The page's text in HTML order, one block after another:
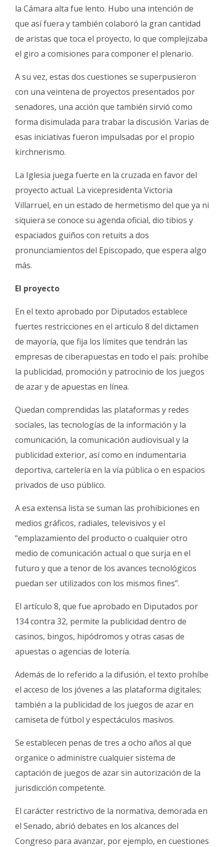
la Cámara alta fue lento. Hubo una intención de
que así fuera y también colaboró la gran cantidad
de aristas que toca el proyecto, lo que complejizaba
el giro a comisiones para componer el plenario.
A su vez, estas dos cuestiones se superpusieron
con una veintena de proyectos presentados por
senadores, una acción que también sirvió como
forma disimulada para trabar la discusión. Varias de
esas iniciativas fueron impulsadas por el propio
kirchnerismo.
La Iglesia juega fuerte en la cruzada en favor del
proyecto actual. La vicepresidenta Victoria
Villarruel, en un estado de hermetismo del que ya ni
siquiera se conoce su agenda oficial, dio tibios y
espaciados guiños con retuits a dos
pronunciamientos del Episcopado, que espera algo
más.
El proyecto
En el texto aprobado por Diputados establece
fuertes restricciones en el articulo 8 del dictamen
de mayoría, que fija los límites que tendrán las
empresas de ciberapuestas en todo el país: prohíbe
la publicidad, promoción y patrocinio de los juegos
de azar y de apuestas en línea.
Quedan comprendidas las plataformas y redes
sociales, las tecnologías de la información y la
comunicación, la comunicación audiovisual y la
publicidad exterior, así como en indumentaria
deportiva, cartelería en la vía pública o en espacios
privados de uso público.
A esa extensa lista se suman las prohibiciones en
medios gráficos, radiales, televisivos y el
“emplazamiento del producto o cualquier otro
medio de comunicación actual o que surja en el
futuro y que a tenor de los avances tecnológicos
puedan ser utilizados con los mismos fines”.
El artículo 8, que fue aprobado en Diputados por
134 contra 32, permite la publicidad dentro de
casinos, bingos, hipódromos y otras casas de
apuestas o agencias de lotería.
Además de lo referido a la difusión, el texto prohíbe
el acceso de los jóvenes a las plataforma digitales;
también a la publicidad de los juegos de azar en
camiseta de fútbol y espectáculos masivos.
Se establecen penas de tres a ocho años al que
organice o administre cualquier sistema de
captación de juegos de azar sin autorización de la
jurisdicción competente.
El carácter restrictivo de la normativa, demorada en
el Senado, abrió debates en los alcances del
Congreso para avanzar, por ejemplo, en cuestiones